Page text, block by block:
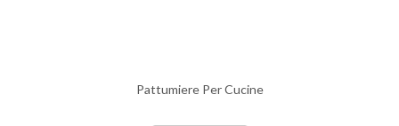
Pattumiere Per Cucine